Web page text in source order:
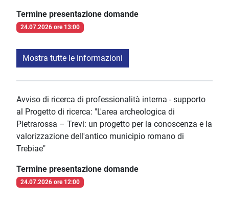
Termine presentazione domande
24.07.2026 ore 13:00
Mostra tutte le informazioni
Avviso di ricerca di professionalità interna - supporto
al Progetto di ricerca: "L'area archeologica di
Pietrarossa – Trevi: un progetto per la conoscenza e la
valorizzazione dell'antico municipio romano di
Trebiae"
Termine presentazione domande
24.07.2026 ore 12:00